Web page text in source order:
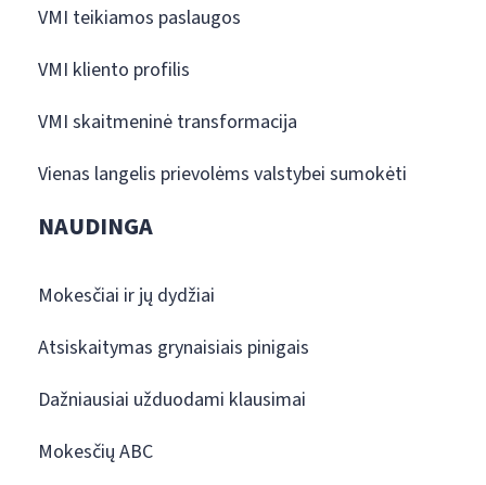
VMI teikiamos paslaugos
VMI kliento profilis
VMI skaitmeninė transformacija
Vienas langelis prievolėms valstybei sumokėti
NAUDINGA
Mokesčiai ir jų dydžiai
Atsiskaitymas grynaisiais pinigais
Dažniausiai užduodami klausimai
Mokesčių ABC